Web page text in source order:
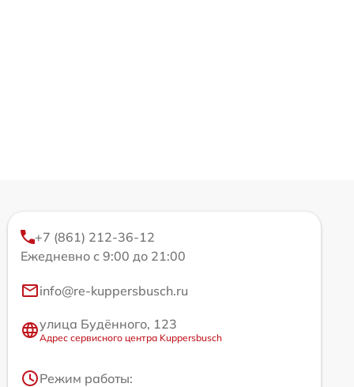
+7 (861) 212-36-12
Ежедневно с 9:00 до 21:00
info@re-kuppersbusch.ru
улица Будённого, 123
Адрес сервисного центра Kuppersbusch
Режим работы: